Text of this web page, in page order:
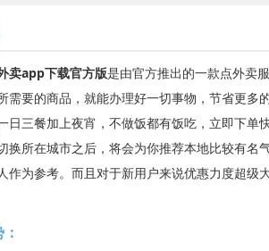
卖app下载官方版是由官方推出的一款点外卖
需要的商品，就能办理好一切事物，节省更
日三餐加上夜宵，不做饭都有饭吃，立即下
换所在城市之后，将会为你推荐本地比较有
作为参考。而且对于新用户来说优惠力度超